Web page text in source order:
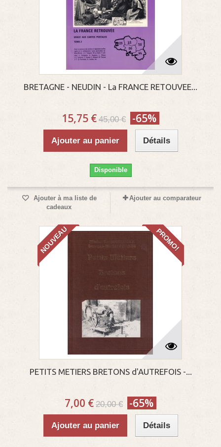
BRETAGNE - NEUDIN - La FRANCE RETOUVEE...
15,75 € 45,00 € -65%
Ajouter au panier Détails
Disponible
Ajouter à ma liste de
cadeaux
Ajouter au comparateur
NOUVEAU PROMO!
PETITS METIERS BRETONS d'AUTREFOIS -...
7,00 € 20,00 € -65%
Ajouter au panier Détails